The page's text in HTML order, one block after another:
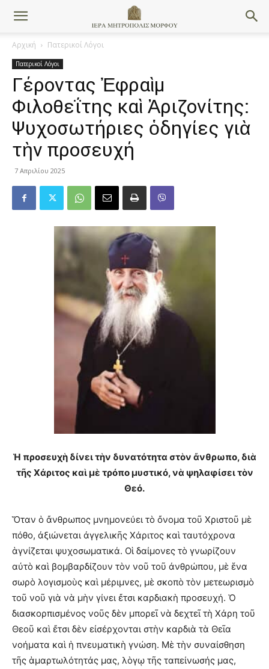
Αρχική Πατερικοί Λόγοι
Πατερικοί Λόγοι
Γέροντας Ἐφραὶμ
Φιλοθεΐτης καὶ Ἀριζονίτης:
Ψυχοσωτήριες ὁδηγίες γιὰ
τὴν προσευχή
7 Απριλίου 2025
Ἡ προσευχὴ δίνει τὴν δυνατότητα στὸν ἄνθρωπο, διὰ
τῆς Χάριτος καὶ μὲ τρόπο μυστικό, νὰ ψηλαφίσει τὸν
Θεό.
Ὅταν ὁ ἄνθρωπος μνημονεύει τὸ ὄνομα τοῦ Χριστοῦ μὲ
πόθο, ἀξιώνεται ἀγγελικῆς Χάριτος καὶ ταυτόχρονα
ἁγνίζεται ψυχοσωματικά. Οἱ δαίμονες τὸ γνωρίζουν
αὐτὸ καὶ βομβαρδίζουν τὸν νοῦ τοῦ ἀνθρώπου, μὲ ἕνα
σωρὸ λογισμοὺς καὶ μέριμνες, μὲ σκοπὸ τὸν μετεωρισμὸ
τοῦ νοῦ γιὰ νὰ μὴν γίνει ἔτσι καρδιακὴ προσευχή. Ὁ
διασκορπισμένος νοῦς δὲν μπορεῖ νὰ δεχτεῖ τὴ Χάρη τοῦ
Θεοῦ καὶ ἔτσι δὲν εἰσέρχονται στὴν καρδιὰ τὰ Θεῖα
νοήματα καὶ ἡ πνευματικὴ γνώση. Μὲ τὴν συναίσθηση
τῆς ἁμαρτωλότητάς μας, λὸγῳ τῆς ταπείνωσής μας,